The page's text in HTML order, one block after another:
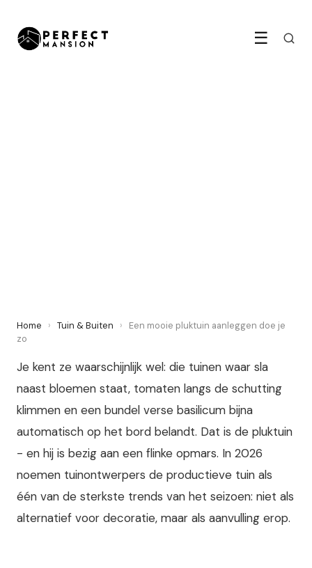
☰
Home › Tuin & Buiten ›
Een mooie pluktuin aanleggen doe je
zo
Je kent ze waarschijnlijk wel: die tuinen waar sla
naast bloemen staat, tomaten langs de schutting
klimmen en een bundel verse basilicum bijna
automatisch op het bord belandt. Dat is de pluktuin
- en hij is bezig aan een flinke opmars. In 2026
noemen tuinontwerpers de productieve tuin als
één van de sterkste trends van het seizoen: niet als
alternatief voor decoratie, maar als aanvulling erop.